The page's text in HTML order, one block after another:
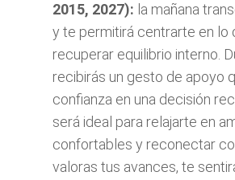
2015, 2027): la mañana
y te permitirá centrarte en lo
recuperar equilibrio interno.
recibirás un gesto de apoyo
confianza en una decisión
será ideal para relajarte en
confortables y reconectar
valoras tus avances, te